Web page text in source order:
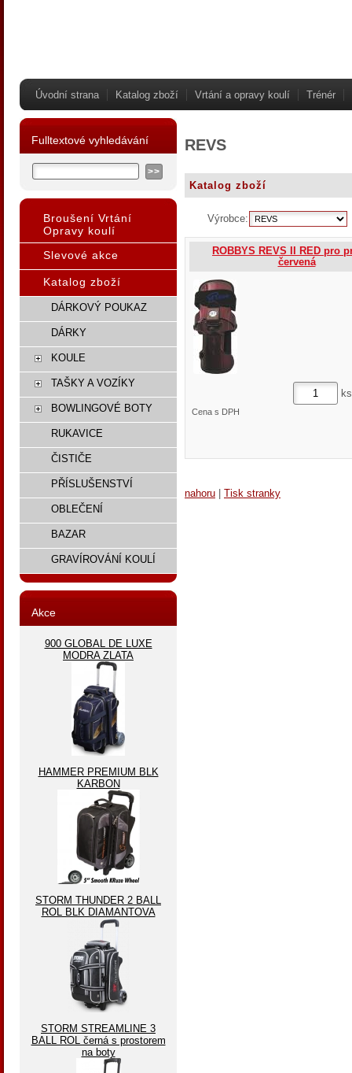
Úvodní strana Katalog zboží Vrtání a opravy koulí Trénér
REVS
Katalog zboží
Výrobce:
ROBBYS REVS II RED pro
červená
ks
Cena s DPH
nahoru Tisk stranky
Fulltextové vyhledávání
Broušení Vrtání
Opravy koulí
Slevové akce
Katalog zboží
DÁRKOVÝ POUKAZ
DÁRKY
KOULE
TAŠKY A VOZÍKY
BOWLINGOVÉ BOTY
RUKAVICE
ČISTIČE
PŘÍSLUŠENSTVÍ
OBLEČENÍ
BAZAR
GRAVÍROVÁNÍ KOULÍ
Akce
900 GLOBAL DE LUXE
MODRA ZLATA
HAMMER PREMIUM BLK
KARBON
STORM THUNDER 2 BALL
ROL BLK DIAMANTOVA
STORM STREAMLINE 3
BALL ROL černá s prostorem
na boty